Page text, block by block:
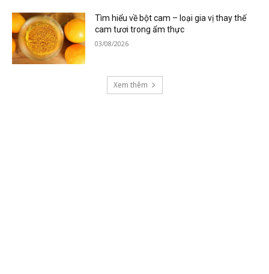
Tìm hiểu về bột cam – loại gia vị thay thế
cam tươi trong ẩm thực
03/08/2026
Xem thêm